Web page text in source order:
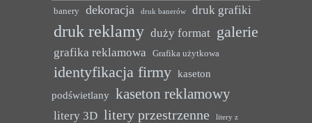
banery dekoracja druk banerów druk grafiki
druk reklamy duży format galerie
grafika reklamowa Grafika użytkowa
identyfikacja firmy kaseton
podświetlany kaseton reklamowy
litery 3D litery przestrzenne litery z